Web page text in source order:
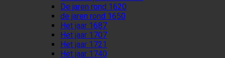
De jaren rond 1620
de jaren rond 1650
Het jaar 1687
Het jaar 1707
Het jaar 1721
Het jaar 1740